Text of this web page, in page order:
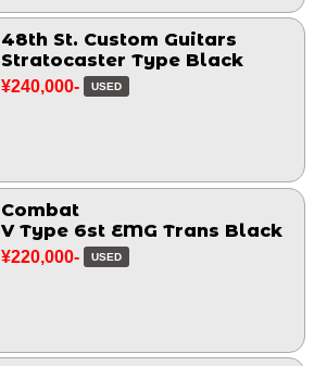
48th St. Custom Guitars
Stratocaster Type Black
¥240,000- USED
Combat
V Type 6st EMG Trans Black
¥220,000- USED